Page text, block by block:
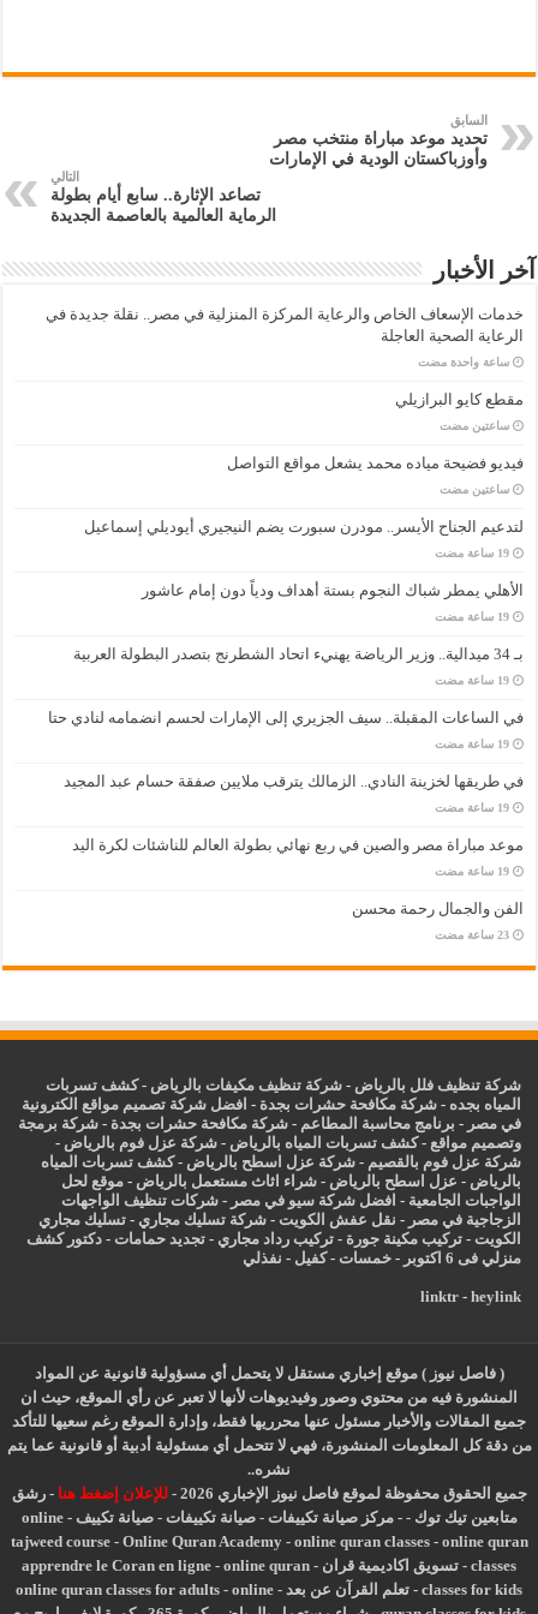
السابق
تحديد موعد مباراة منتخب مصر
وأوزباكستان الودية في الإمارات
التالي
تصاعد الإثارة.. سابع أيام بطولة
الرماية العالمية بالعاصمة الجديدة
آخر الأخبار
خدمات الإسعاف الخاص والرعاية المركزة المنزلية في مصر.. نقلة جديدة في
الرعاية الصحية العاجلة
‏ساعة واحدة مضت
مقطع كايو البرازيلي
‏ساعتين مضت
فيديو فضيحة مياده محمد يشعل مواقع التواصل
‏ساعتين مضت
لتدعيم الجناح الأيسر.. مودرن سبورت يضم النيجيري أيوديلي إسماعيل
‏19 ساعة مضت
الأهلي يمطر شباك النجوم بستة أهداف ودياً دون إمام عاشور
‏19 ساعة مضت
بـ 34 ميدالية.. وزير الرياضة يهنيء اتحاد الشطرنج بتصدر البطولة العربية
‏19 ساعة مضت
في الساعات المقبلة.. سيف الجزيري إلى الإمارات لحسم انضمامه لنادي حتا
‏19 ساعة مضت
في طريقها لخزينة النادي.. الزمالك يترقب ملايين صفقة حسام عبد المجيد
‏19 ساعة مضت
موعد مباراة مصر والصين في ربع نهائي بطولة العالم للناشئات لكرة اليد
‏19 ساعة مضت
الفن والجمال رحمة محسن
‏23 ساعة مضت
شركة تنظيف فلل بالرياض -شركة تنظيف مكيفات بالرياض -كشف تسربات
المياه بجده -شركة مكافحة حشرات بجدة - افضل شركة تصميم مواقع الكترونية
في مصر - برنامج محاسبة المطاعم -شركة مكافحة حشرات بجدة -شركة برمجة
وتصميم مواقع -كشف تسربات المياه بالرياض -شركة عزل فوم بالرياض -
شركة عزل فوم بالقصيم -شركة عزل اسطح بالرياض -كشف تسربات المياه
بالرياض - عزل اسطح بالرياض -شراء اثاث مستعمل بالرياض - موقع لحل
الواجبات الجامعية - افضل شركة سيو في مصر -شركات تنظيف الواجهات
الزجاجية في مصر - نقل عفش الكويت -شركة تسليك مجاري -تسليك مجاري
الكويت -تركيب مكينة جورة -تركيب رداد مجاري -تجديد حمامات -دكتور كشف
منزلي فى 6 اكتوبر
-خمسات -كفيل - نفذلي
linktr- heylink
( فاصل نيوز ) موقع إخباري مستقل لا يتحمل أي مسؤولية قانونية عن المواد
المنشورة فيه من محتوي وصور وفيديوهات لأنها لا تعبر عن رأي الموقع، حيث ان
جميع المقالات والأخبار مسئول عنها محرريها فقط، وإدارة الموقع رغم سعيها للتأكد
من دقة كل المعلومات المنشورة، فهي لا تتحمل أي مسئولية أدبية أو قانونية عما يتم
نشره..
جميع الحقوق محفوظة لموقع فاصل نيوز الإخباري 2026 -
للإعلان إضغط هنا -رشق
متابعين تيك توك -
-مركز صيانة تكييفات -صيانة تكييفات -صيانة تكييف -
online
tajweed course- Online Quran Academy- online quran classes- online quran
classes
- تسويق اكاديمية قران -
apprendre le Coran en ligne - online quran
classes for kids
- تعلم القرآن عن بعد -
online quran classes for adults - online